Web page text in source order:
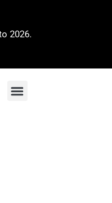
2026.